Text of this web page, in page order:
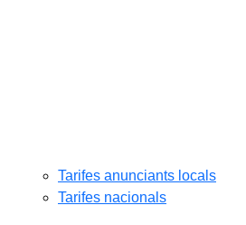
Tarifes anunciants locals
Tarifes nacionals